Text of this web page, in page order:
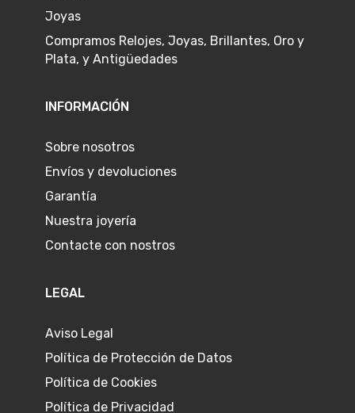
Joyas
Compramos Relojes, Joyas, Brillantes, Oro y
Plata, y Antigüedades
INFORMACIÓN
Sobre nosotros
Envíos y devoluciones
Garantía
Nuestra joyería
Contacte con nostros
LEGAL
Aviso Legal
Política de Protección de Datos
Política de Cookies
Política de Privacidad